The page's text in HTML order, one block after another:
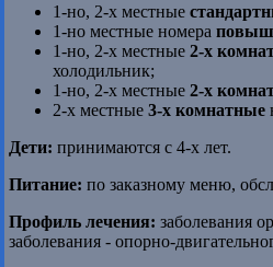
1-но, 2-х местные
1-но местные номера
1-но, 2-х местные 2-х
холодильник;
1-но, 2-х местные 2-х
2-х местные 3-х комнатные
Дети: принимаются с 4-х лет.
Питание: по заказному меню,
Профиль лечения: заболевания
заболевания - опорно-